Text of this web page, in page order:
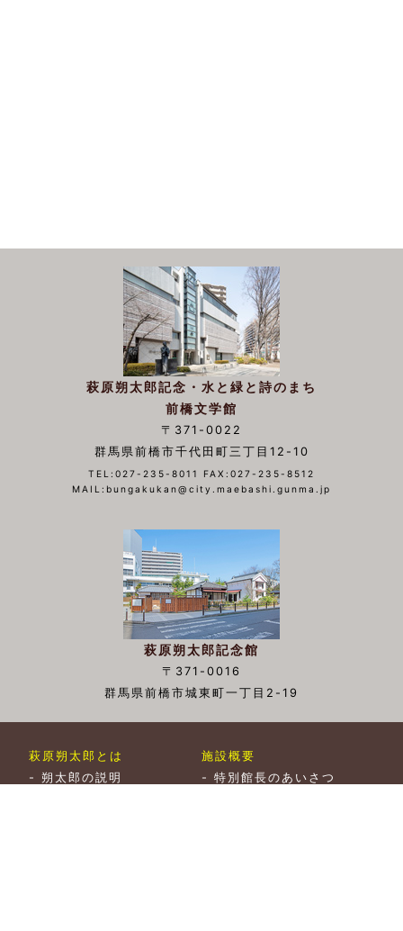
萩原朔太郎記念・水と緑と詩のまち
前橋文学館
〒371-0022
群馬県前橋市千代田町三丁目12-10
TEL:027-235-8011 FAX:027-235-8512
MAIL:bungakukan@city.maebashi.gunma.jp
萩原朔太郎記念館
〒371-0016
群馬県前橋市城東町一丁目2-19
萩原朔太郎とは
-朔太郎の説明
施設概要
- 特別館長のあいさつ